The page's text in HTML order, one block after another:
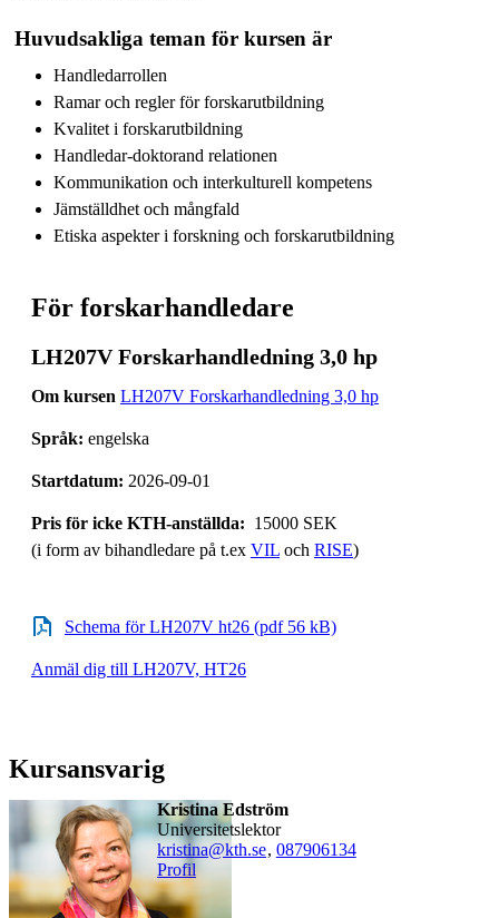
Huvudsakliga teman för kursen är
Handledarrollen
Ramar och regler för forskarutbildning
Kvalitet i forskarutbildning
Handledar-doktorand relationen
Kommunikation och interkulturell kompetens
Jämställdhet och mångfald
Etiska aspekter i forskning och forskarutbildning
För forskarhandledare
LH207V Forskarhandledning 3,0 hp
Om kursen LH207V Forskarhandledning 3,0 hp
Språk: engelska
Startdatum: 2026-09-01
Pris för icke KTH-anställda: 15000 SEK
(i form av bihandledare på t.ex VIL och RISE)
Schema för LH207V ht26 (pdf 56 kB)
Anmäl dig till LH207V, HT26
Kursansvarig
Kristina Edström
universitetslektor
kristina@kth.se, 087906134
Profil